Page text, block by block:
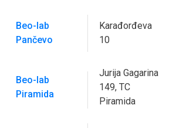
Beo-lab
Pančevo
Karađorđeva
10
Beo-lab
Piramida
Jurija Gagarina
149, TC
Piramida